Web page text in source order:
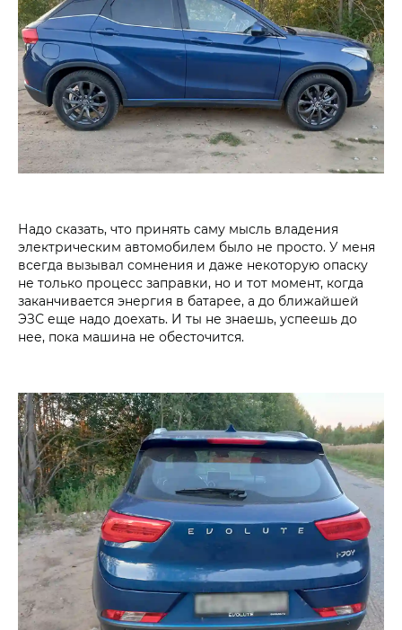
Надо сказать, что принять саму мысль владения
электрическим автомобилем было не просто. У меня
всегда вызывал сомнения и даже некоторую опаску
не только процесс заправки, но и тот момент, когда
заканчивается энергия в батарее, а до ближайшей
ЭЗС еще надо доехать. И ты не знаешь, успеешь до
нее, пока машина не обесточится.